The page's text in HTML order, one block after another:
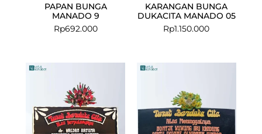
PAPAN BUNGA
MANADO 9
Rp692.000
KARANGAN BUNGA
DUKACITA MANADO 05
Rp1.150.000